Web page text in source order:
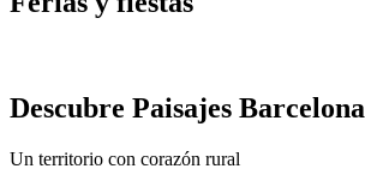
Descubre Paisajes Barcelona
Un territorio con corazón rural